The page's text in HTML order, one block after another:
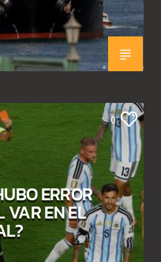
0
ERROR
VAR EN EL